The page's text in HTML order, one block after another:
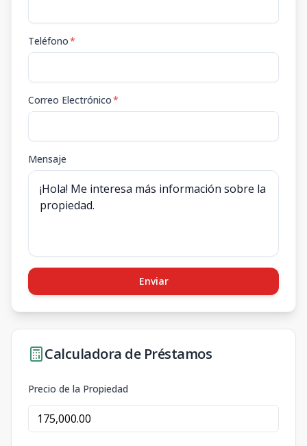
Teléfono*
Correo Electrónico*
Mensaje
Enviar
Calculadora de Préstamos
Precio de la Propiedad